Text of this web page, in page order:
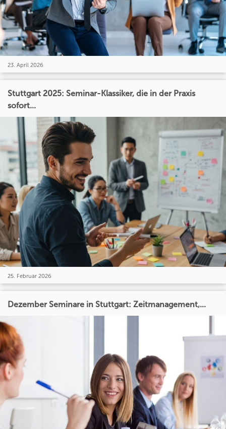
23. April 2026
Stuttgart 2025: Seminar-Klassiker, die in der Praxis
sofort...
25. Februar 2026
Dezember Seminare in Stuttgart: Zeitmanagement,...